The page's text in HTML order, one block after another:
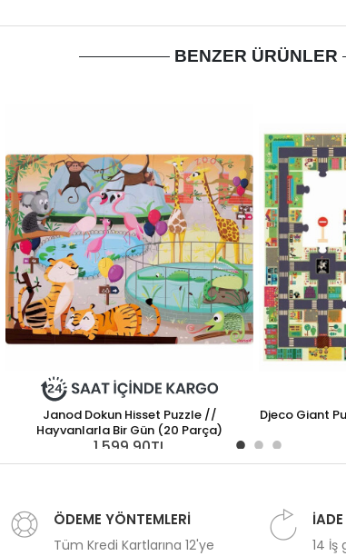
BENZER ÜRÜNLER
Janod Dokun Hisset Puzzle //
Hayvanlarla Bir Gün (20 Parça)
1.599,90TL
Djeco Giant
ÖDEME YÖNTEMLERİ
Tüm Kredi Kartlarına 12'ye
14 İş